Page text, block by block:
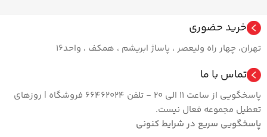
خرید حضوری
تهران، چهار راه ولیعصر ، پاساژ ابریشم ، همکف ، واحد16
تماس با ما
پاسخگویی از ساعت 11 الی 20 - تلفن 66462024 فروشگاه | روزهای
تعطیل مجموعه فعال نیست.
پاسخگویی سریع در شرایط کنونی